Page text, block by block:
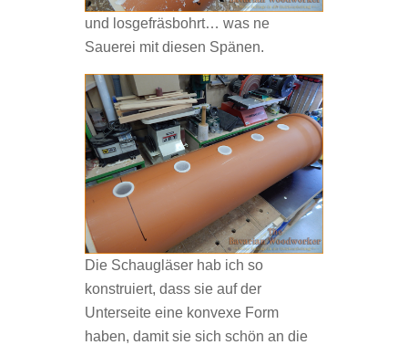
und losgefräsbohrt… was ne
Sauerei mit diesen Spänen.
Die Schaugläser hab ich so
konstruiert, dass sie auf der
Unterseite eine konvexe Form
haben, damit sie sich schön an die